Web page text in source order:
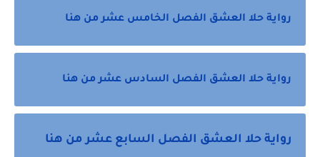
رواية حلا العشق الفصل الخامس عشر من هنا
رواية حلا العشق الفصل السادس عشر من هنا
رواية حلا العشق الفصل السابع عشر من هنا